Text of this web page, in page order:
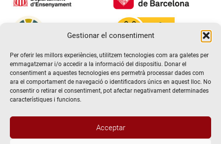
Gestionar el consentiment
Per oferir les millors experiències, utilitzem tecnologies com ara galetes per
emmagatzemar i/o accedir a la informació del dispositiu. Donar el
consentiment a aquestes tecnologies ens permetrà processar dades com
ara el comportament de navegació o identificadors únics en aquest lloc. No
consentir o retirar el consentiment, pot afectar negativament determinades
característiques i funcions.
Acceptar